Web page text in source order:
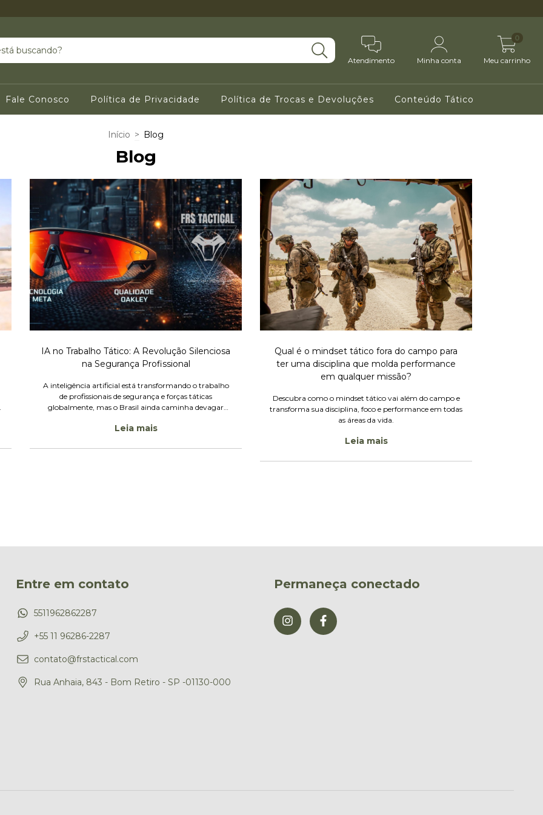
Atendimento Minha conta Meu carrinho
0
Fale Conosco Política de Privacidade Política de Trocas e Devoluções Conteúdo Tático
Início > Blog
Blog
IA no Trabalho Tático: A Revolução Silenciosa
na Segurança Profissional
A inteligência artificial está transformando o trabalho
de profissionais de segurança e forças táticas
globalmente, mas o Brasil ainda caminha devagar
Leia mais
Qual é o mindset tático fora do campo para
ter uma disciplina que molda performance
em qualquer missão?
Descubra como o mindset tático vai além do campo e
transforma sua disciplina, foco e performance em todas
as áreas da vida.
Leia mais
Entre em contato
5511962862287
+55 11 96286-2287
contato@frstactical.com
Rua Anhaia, 843 - Bom Retiro - SP -01130-000
Permaneça conectado